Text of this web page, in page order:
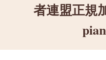
者連盟正規